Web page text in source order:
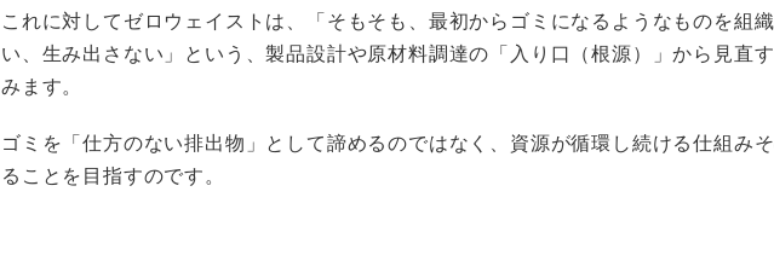
これに対してゼロウェイストは、「そもそも、最初からゴミになるようなものを組
い、生み出さない」という、製品設計や原材料調達の「入り口（根源）」から見直
みます。
ゴミを「仕方のない排出物」として諦めるのではなく、資源が循環し続ける仕組み
ることを目指すのです。